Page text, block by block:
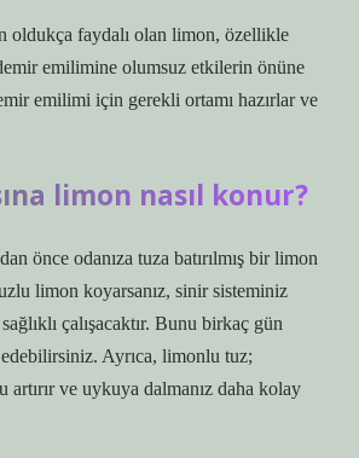
oldukça faydalı olan limon, özellikle
emilimine olumsuz etkilerin önüne
emilimi için gerekli ortamı hazırlar ve
limon nasıl konur?
önce odanıza tuza batırılmış bir limon
limon koyarsanız, sinir sisteminiz
çalışacaktır. Bunu birkaç gün
Ayrıca, limonlu tuz;
artırır ve uykuya dalmanız daha kolay